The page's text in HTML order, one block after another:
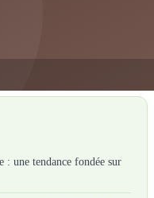
: une tendance fondée sur